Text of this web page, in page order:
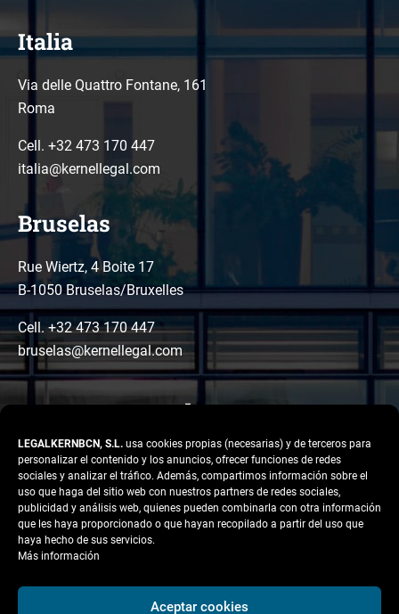
LEGALKERNBCN, S.L. usa cookies propias (necesarias) y de terceros para
personalizar el contenido y los anuncios, ofrecer funciones de redes
sociales y analizar el tráfico. Además, compartimos información sobre el
uso que haga del sitio web con nuestros partners de redes sociales,
publicidad y análisis web, quienes pueden combinarla con otra información
que les haya proporcionado o que hayan recopilado a partir del uso que
haya hecho de sus servicios.
Más información
Aceptar cookies
Italia
Via delle Quattro Fontane, 161
Roma
Cell. +32 473 170 447
italia@kernellegal.com
Bruselas
Rue Wiertz, 4 Boite 17
B-1050 Bruselas/Bruxelles
Cell. +32 473 170 447
bruselas@kernellegal.com
LinkedIn
Instagram
Facebook
Copyright © 2026 Kernel